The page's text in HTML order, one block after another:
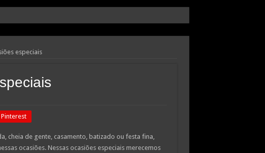
especiais
Pinterest
cheia de gente, casamento, batizado ou festa fina,
ocasiões. Nessas ocasiões especiais merecemos